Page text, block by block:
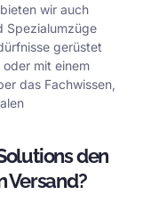
wir auch
Spezialumzüge
gerüstet
oder mit einem
das Fachwissen,
den
Versand?